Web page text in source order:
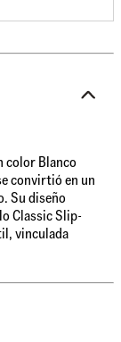
color Blanco
convirtió en un
Su diseño
Classic Slip-
vinculada